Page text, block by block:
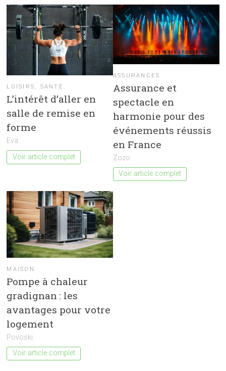
LOISIRS , SANTÉ
L’intérêt d’aller en
salle de remise en
forme
Eva
Voir article complet
ASSURANCES
Assurance et
spectacle en
harmonie pour des
événements réussis
en France
Zozo
Voir article complet
MAISON
Pompe à chaleur
gradignan : les
avantages pour votre
logement
Povoski
Voir article complet